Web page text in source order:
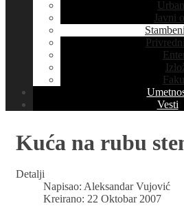
Javni
Vesti
Kuća na rubu
Detalji
Napisao: Aleksandar Vujović
Kreirano: 22 Oktobar 2007